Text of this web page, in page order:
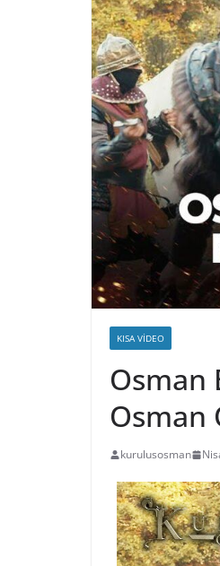
KISA VIDEO
Osman
Osman
kurulusosman